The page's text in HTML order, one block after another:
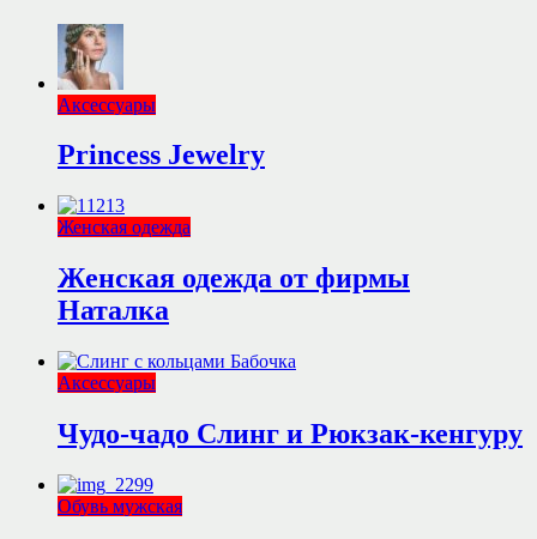
Аксессуары
Princess Jewelry
Женская одежда
Женская одежда от фирмы
Наталка
Аксессуары
Чудо-чадо Слинг и Рюкзак-кенгуру
Обувь мужская